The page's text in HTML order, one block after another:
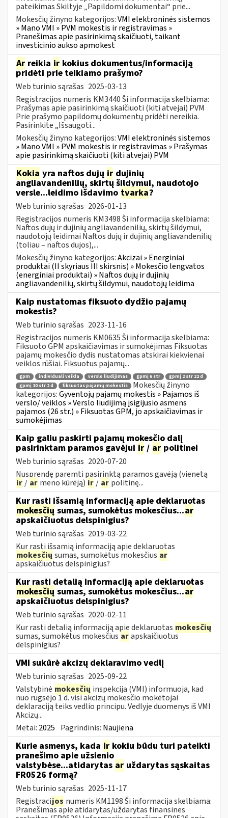
pateikimas Skiltyje „Papildomi dokumentai“ prie...
Mokesčių žinyno kategorijos:VMI elektroninės sistemos
» Mano VMI » PVM mokestis ir registravimas »
Pranešimas apie pasirinkimą skaičiuoti, taikant
investicinio aukso apmokest
Ar reikia ir kokius dokumentus/informaciją
pridėti prie teikiamo prašymo?
Web turinio sąrašas 2025-03-13
Registracijos numeris KM3440 Ši informacija skelbiama:
Prašymas apie pasirinkimą skaičiuoti (kiti atvejai) PVM
Prie prašymo papildomų dokumentų pridėti nereikia.
Pasirinkite „Išsaugoti...
Mokesčių žinyno kategorijos:VMI elektroninės sistemos
» Mano VMI » PVM mokestis ir registravimas » Prašymas
apie pasirinkimą skaičiuoti (kiti atvejai) PVM
Kokia yra naftos dujų ir dujinių
angliavandenilių, skirtų šildymui, naudotojo
versle...leidimo išdavimo tvarka?
Web turinio sąrašas 2026-01-13
Registracijos numeris KM3498 Ši informacija skelbiama:
Naftos dujų ir dujinių angliavandenilių, skirtų šildymui,
naudotojų leidimai Naftos dujų ir dujinių angliavandenilių
(toliau – naftos dujos),...
Mokesčių žinyno kategorijos:Akcizai » Energiniai
produktai (II skyriaus III skirsnis) » Mokesčio lengvatos
(energiniai produktai) » Naftos dujų ir dujinių
angliavandenilių, skirtų šildymui, naudotojų leidima
Kaip nustatomas fiksuoto dydžio pajamų
mokestis?
Web turinio sąrašas 2023-11-16
Registracijos numeris KM0635 Ši informacija skelbiama:
Fiksuoto GPM apskaičiavimas ir sumokėjimas Fiksuotas
pajamų mokesčio dydis nustatomas atskirai kiekvienai
veiklos rūšiai. Fiksuotus pajamų...
gpm individuali veikla verslo liudijimas gpmį 6 str
gpmį 2 str 22 d
gpmį 10 str 2 d
fiksuotas pajamų mokestis
Mokesčių žinyno
kategorijos:Gyventojų pajamų mokestis » Pajamos iš
verslo/ veiklos » Verslo liudijimą įsigijusio asmens
pajamos (26 str.) » Fiksuotas GPM, jo apskaičiavimas ir
sumokėjimas
Kaip galiu paskirti pajamų mokesčio dalį
pasirinktam paramos gavėjui ir / ar politinei
Web turinio sąrašas 2020-07-20
Nusprendę paremti pasirinktą paramos gavėją (vienetą
ir / ar meno kūrėją) ir / ar politinę...
Kur rasti išsamią informaciją apie deklaruotas
mokesčių sumas, sumokėtus mokesčius...ar
apskaičiuotus delspinigius?
Web turinio sąrašas 2019-03-22
Kur rasti išsamią informaciją apie deklaruotas
mokesčių sumas, sumokėtus mokesčius ar
apskaičiuotus delspinigius?
Kur rasti detalią informaciją apie deklaruotas
mokesčių sumas, sumokėtus mokesčius...ar
apskaičiuotus delspinigius?
Web turinio sąrašas 2020-02-11
Kur rasti detalią informaciją apie deklaruotas mokesčių
sumas, sumokėtus mokesčius arapskaičiuotus
delspinigius?
VMI sukūrė akcizų deklaravimo vedlį
Web turinio sąrašas 2025-09-22
Valstybinė mokesčių inspekcija (VMI) informuoja, kad
nuo rugsėjo 1 d. visi akcizų mokesčio mokėtojai
deklaraciją teiks vedlio principu. Vedlyje duomenys iš VMI
Akcizų...
Metai: 2025 Pagrindinis: Naujiena
Kurie asmenys, kada ir kokiu būdu turi pateikti
pranešimo apie užsienio
valstybėse...atidarytas ar uždarytas sąskaitas
FR0526 formą?
Web turinio sąrašas 2025-11-17
Registracijos numeris KM1198 Ši informacija skelbiama:
Pranešimas apie atidarytas/uždarytas finansines